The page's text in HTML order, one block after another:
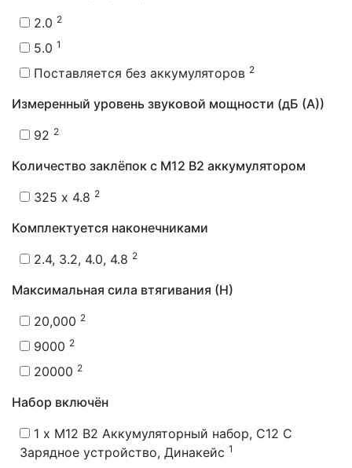
2.0 2
5.0 1
Поставляется без аккумуляторов 2
Измеренный уровень звуковой мощности (дБ (А))
92 2
Количество заклёпок с М12 В2 аккумулятором
325 x 4.8 2
Комплектуется наконечниками
2.4, 3.2, 4.0, 4.8 2
Максимальная сила втягивания (Н)
20,000 2
9000 2
20000 2
Набор включён
1 x M12 B2 Аккумуляторный набор, C12 C
Зарядное устройство, Динакейс 1